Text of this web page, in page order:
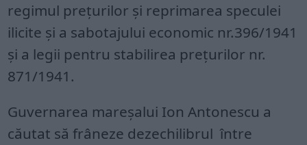
regimul prețurilor și reprimarea speculei
ilicite și a sabotajului economic nr.396/1941
și a legii pentru stabilirea prețurilor nr.
871/1941.
Guvernarea mareșalui Ion Antonescu a
căutat să frâneze dezechilibrul între